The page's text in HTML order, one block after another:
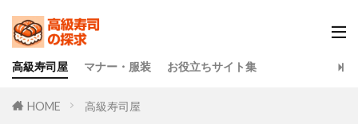
高級寿司屋 マナー・服装 お役立ちサイト集
HOME 高級寿司屋